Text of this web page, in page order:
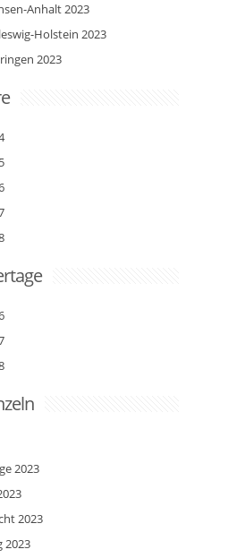
Anhalt 2023
Holstein 2023
2023
2023
2023
2023